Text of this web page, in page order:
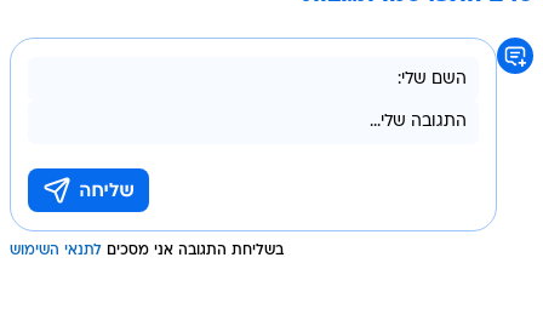
בשליחת התגובה אני מסכים לתנאי השימוש